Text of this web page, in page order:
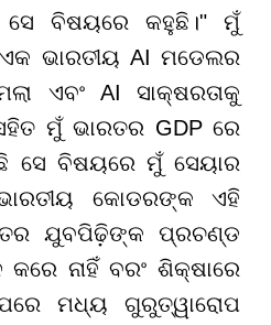
ବିଷୟରେ କହୁଛି।" ମୁଁ
ଭାରତୀୟ AI ମଡେଲର
ଏବଂ AI ସାକ୍ଷରତାକୁ
ମୁଁ ଭାରତର GDP ରେ
ସେ ବିଷୟରେ ମୁଁ ସେୟାର
କୋଡରଙ୍କ ଏହି
ଯୁବପିଢ଼ିଙ୍କ ପ୍ରଚଣ୍ଡ
କରେ ନାହିଁ ବରଂ ଶିକ୍ଷାରେ
ମଧ୍ୟ ଗୁରୁତ୍ୱାରୋପ